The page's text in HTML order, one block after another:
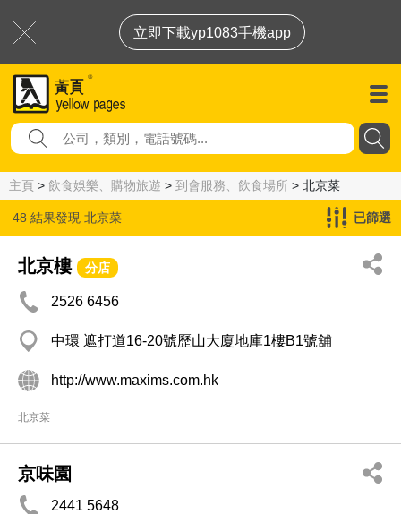
立即下載yp1083手機app
主頁 > 飲食娛樂、購物旅遊 > 到會服務、飲食場所 > 北京菜
48 結果發現 北京菜 已篩選
北京樓 分店
2526 6456
中環 遮打道16-20號歷山大廈地庫1樓B1號舖
http://www.maxims.com.hk
北京菜
京味園
2441 5648